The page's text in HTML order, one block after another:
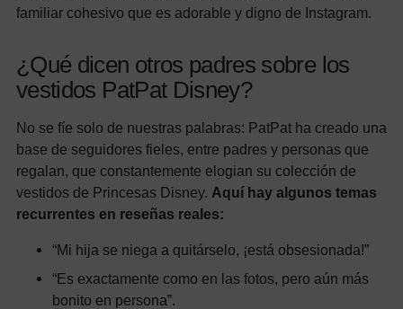
familiar cohesivo que es adorable y digno de Instagram.
¿Qué dicen otros padres sobre los
vestidos PatPat Disney?
No se fíe solo de nuestras palabras: PatPat ha creado una
base de seguidores fieles, entre padres y personas que
regalan, que constantemente elogian su colección de
vestidos de Princesas Disney. Aquí hay algunos temas
recurrentes en reseñas reales:
“Mi hija se niega a quitárselo, ¡está obsesionada!”
“Es exactamente como en las fotos, pero aún más
bonito en persona”.